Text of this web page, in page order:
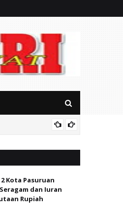
Kota Pasuruan
dan Iuran
Rupiah